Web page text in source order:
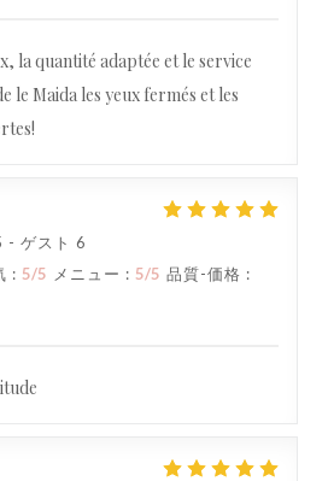
la quantité adaptée et le service
le Maida les yeux fermés et les
- ゲスト 6
: 5/5 メニュー : 5/5 品質-価格 :